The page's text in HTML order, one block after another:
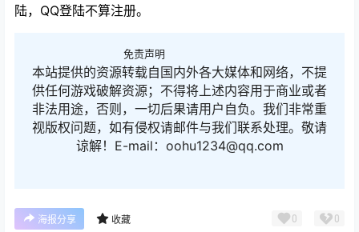
陆，QQ登陆不算注册。
免责声明
本站提供的资源转载自国内外各大媒体和网络，不提
供任何游戏破解资源；不得将上述内容用于商业或者
非法用途，否则，一切后果请用户自负。我们非常重
视版权问题，如有侵权请邮件与我们联系处理。敬请
谅解！E-mail：oohu1234@qq.com
海报分享 收藏 0 0